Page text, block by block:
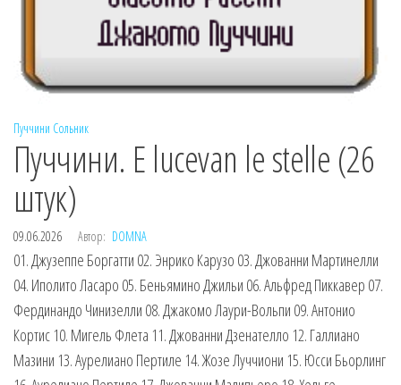
Пуччини Сольник
Пуччини. E lucevan le stelle (26
штук)
09.06.2026 Автор: DOMNA
01. Джузеппе Боргатти 02. Энрико Карузо 03. Джованни Мартинелли
04. Иполито Ласаро 05. Беньямино Джильи 06. Альфред Пиккавер 07.
Фердинандо Чинизелли 08. Джакомо Лаури-Вольпи 09. Антонио
Кортис 10. Мигель Флета 11. Джованни Дзенателло 12. Галлиано
Мазини 13. Аурелиано Пертиле 14. Жозе Луччиони 15. Юсси Бьорлинг